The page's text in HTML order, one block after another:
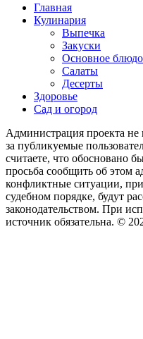
Главная
Кулинария
Выпечка
Закуски
Основное блюдо
Салаты
Десерты
Здоровье
Сад и огород
Администрация проекта не
за публикуемые
считаете, что обосновано
просьба сообщить об этом
конфликтные ситуации,
судебном порядке, будут
законодательством. При
источник обязательна. ©